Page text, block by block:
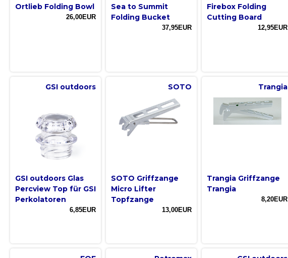
Ortlieb Folding Bowl
26,00EUR
Sea to Summit
Folding Bucket
37,95EUR
Firebox Folding
Cutting Board
12,95EUR
GSI outdoors
GSI outdoors Glas
Percview Top für GSI
Perkolatoren
6,85EUR
SOTO
SOTO Griffzange
Micro Lifter
Topfzange
13,00EUR
Trangia
Trangia Griffzange
Trangia
8,20EUR